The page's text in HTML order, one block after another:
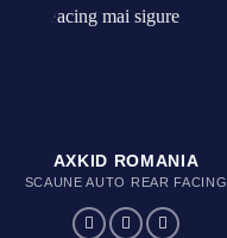
AXKID ROMANIA
SCAUNE AUTO REAR FACING